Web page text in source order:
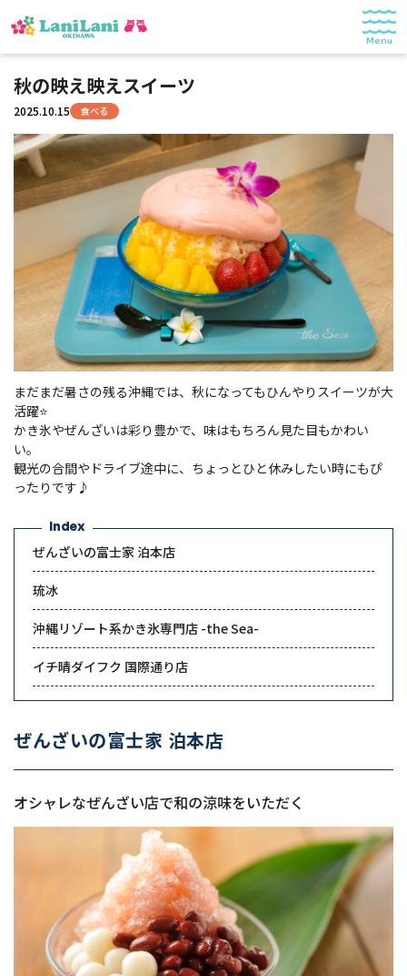
特集
遊ぶ
ショッピング
暮らし
記事一覧
© 2025 LaniLani OKINAWA
Menu
秋の映え映えスイーツ
2025.10.15 食べる
まだまだ暑さの残る沖縄では、秋になってもひんやりスイーツが大
活躍⭐
かき氷やぜんざいは彩り豊かで、味はもちろん見た目もかわい
い。
観光の合間やドライブ途中に、ちょっとひと休みしたい時にもぴ
ったりです♪
Index
ぜんざいの富士家 泊本店
琉冰
沖縄リゾート系かき氷専門店 -the Sea-
イチ晴ダイフク 国際通り店
ぜんざいの富士家 泊本店
オシャレなぜんざい店で和の涼味をいただく